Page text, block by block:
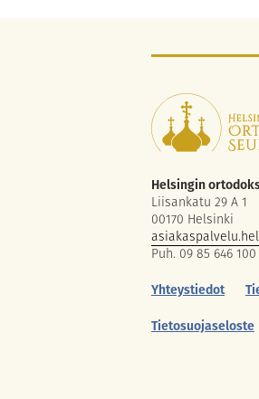
Helsingin
Liisankatu 29 A 1
00170 Helsinki
Puh. 09 85 646 100
Yhteystiedot
Tietosuojaseloste